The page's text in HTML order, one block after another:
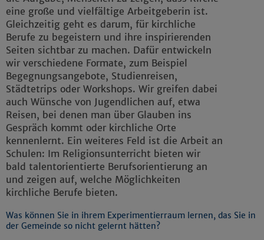
eine große und vielfältige Arbeitgeberin ist.
Gleichzeitig geht es darum, für kirchliche
Berufe zu begeistern und ihre inspirierenden
Seiten sichtbar zu machen. Dafür entwickeln
wir verschiedene Formate, zum Beispiel
Begegnungsangebote, Studienreisen,
Städtetrips oder Workshops. Wir greifen dabei
auch Wünsche von Jugendlichen auf, etwa
Reisen, bei denen man über Glauben ins
Gespräch kommt oder kirchliche Orte
kennenlernt. Ein weiteres Feld ist die Arbeit an
Schulen: Im Religionsunterricht bieten wir
bald talentorientierte Berufsorientierung an
und zeigen auf, welche Möglichkeiten
kirchliche Berufe bieten.
Was können Sie in ihrem Experimentierraum lernen, das Sie in
der Gemeinde so nicht gelernt hätten?